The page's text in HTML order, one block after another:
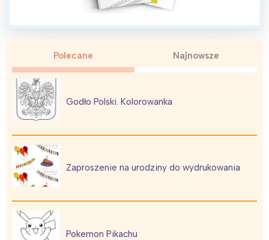
Polecane Najnowsze
Godło Polski. Kolorowanka
Zaproszenie na urodziny do wydrukowania
Pokemon Pikachu
Interesują mnie wydarzenia z
Warszawa
Łódź
Trójmiasto
Poznań
Kraków
Północ
Wybieram